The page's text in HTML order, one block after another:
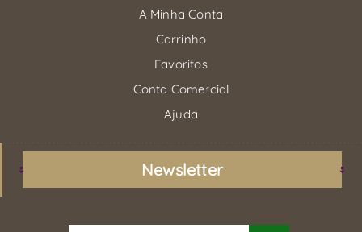
A Minha Conta
Carrinho
Favoritos
Conta Comercial
Ajuda
Newsletter